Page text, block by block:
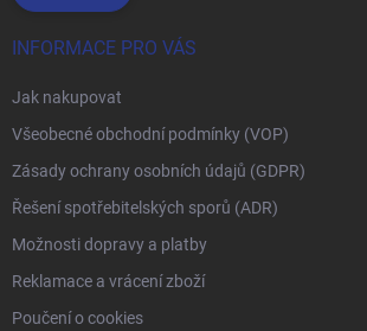
INFORMACE PRO VÁS
Jak nakupovat
Všeobecné obchodní podmínky (VOP)
Zásady ochrany osobních údajů (GDPR)
Řešení spotřebitelských sporů (ADR)
Možnosti dopravy a platby
Reklamace a vrácení zboží
Poučení o cookies